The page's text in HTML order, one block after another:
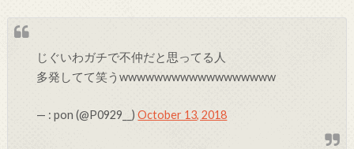
じぐいわガチで不仲だと思ってる人
多発してて笑うwwwwwwwwwwwwwwwwww
— : pon (@P0929__)October 13, 2018